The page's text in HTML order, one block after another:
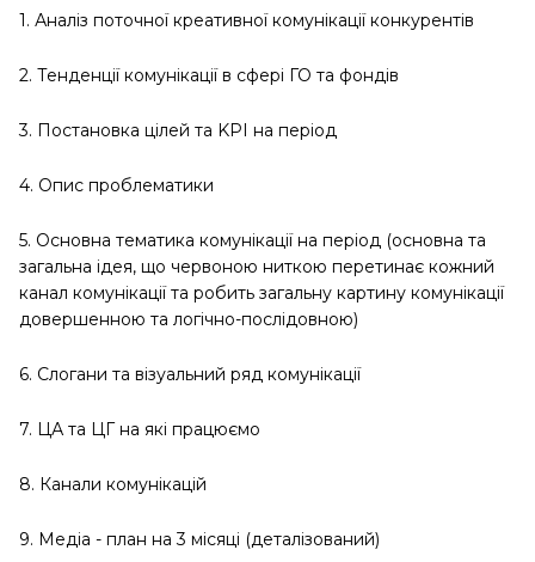
1. Аналіз поточної креативної комунікації конкурентів
2. Тенденції комунікації в сфері ГО та фондів
3. Постановка цілей та KPI на період
4. Опис проблематики
5. Основна тематика комунікації на період (основна та
загальна ідея, що червоною ниткою перетинає кожний
канал комунікації та робить загальну картину комунікації
довершенною та логічно-послідовною)
6. Слогани та візуальний ряд комунікації
7. ЦА та ЦГ на які працюємо
8. Канали комунікацій
9. Медіа - план на 3 місяці (деталізований)